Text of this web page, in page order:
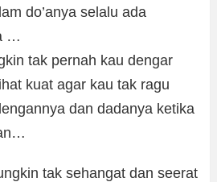
do’anya selalu ada
…
tak pernah kau dengar
kuat agar kau tak ragu
dan dadanya ketika
tak sehangat dan seerat